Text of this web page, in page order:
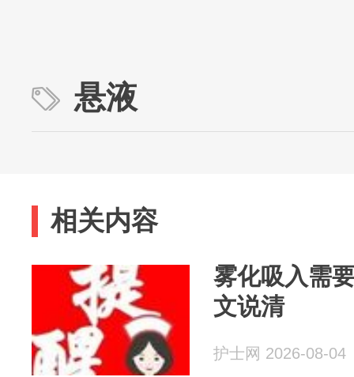
悬液
相关内容
雾化吸入需
文说清
护士网 2026-08-04